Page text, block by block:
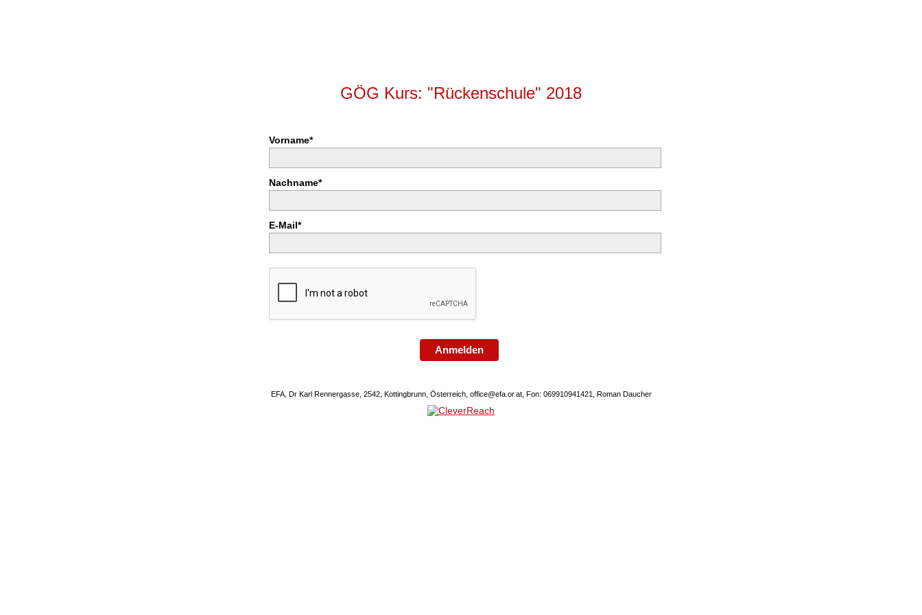
GÖG Kurs: "Rückenschule" 2018
Vorname*
Nachname*
E-Mail*
Anmelden
EFA, Dr Karl Rennergasse, 2542, Kottingbrunn, Österreich, office@efa.or.at, Fon: 069910941421, Roman Daucher